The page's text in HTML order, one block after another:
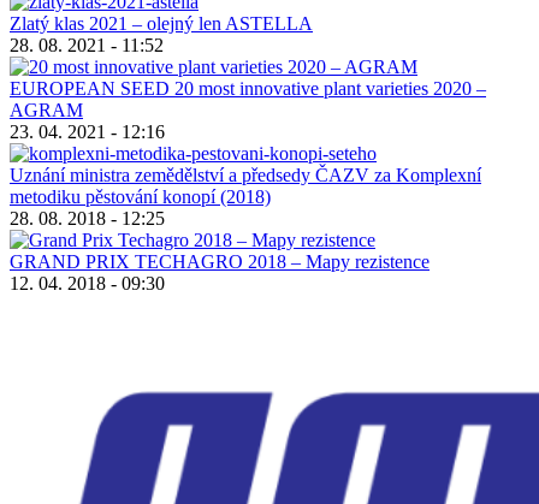
Zlatý klas 2021 – olejný len ASTELLA
28. 08. 2021 - 11:52
EUROPEAN SEED 20 most innovative plant varieties 2020 –
AGRAM
23. 04. 2021 - 12:16
Uznání ministra zemědělství a předsedy ČAZV za Komplexní
metodiku pěstování konopí (2018)
28. 08. 2018 - 12:25
GRAND PRIX TECHAGRO 2018 – Mapy rezistence
12. 04. 2018 - 09:30